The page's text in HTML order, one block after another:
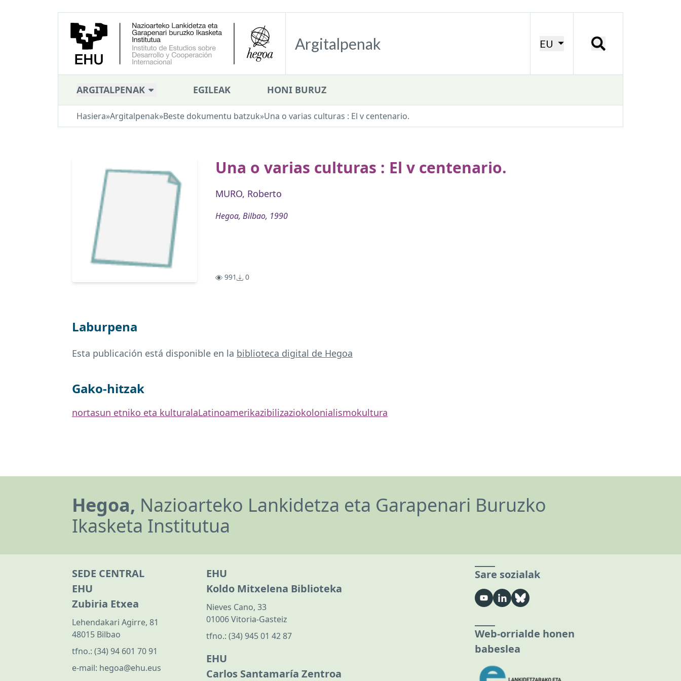
Argitalpenak EU
ARGITALPENAK EGILEAK HONI BURUZ
Hasiera»Argitalpenak»Beste dokumentu batzuk»Una o varias culturas : El v centenario.
Una o varias culturas : El v centenario.
MURO, Roberto
Hegoa, Bilbao, 1990
991 0
Laburpena
Esta publicación está disponible en la biblioteca digital de Hegoa
Gako-hitzak
nortasun etniko eta kulturalaLatinoamerikazibilizaziokolonialismokultura
Hegoa, Nazioarteko Lankidetza eta Garapenari Buruzko
Ikasketa Institutua
SEDE CENTRAL
EHU
Zubiria Etxea
Lehendakari Agirre, 81
48015 Bilbao
tfno.: (34) 94 601 70 91
e-mail: hegoa@ehu.eus
EHU
Koldo Mitxelena Biblioteka
Nieves Cano, 33
01006 Vitoria-Gasteiz
tfno.: (34) 945 01 42 87
EHU
Carlos Santamaría Zentroa
Sare sozialak
Web-orrialde honen
babeslea